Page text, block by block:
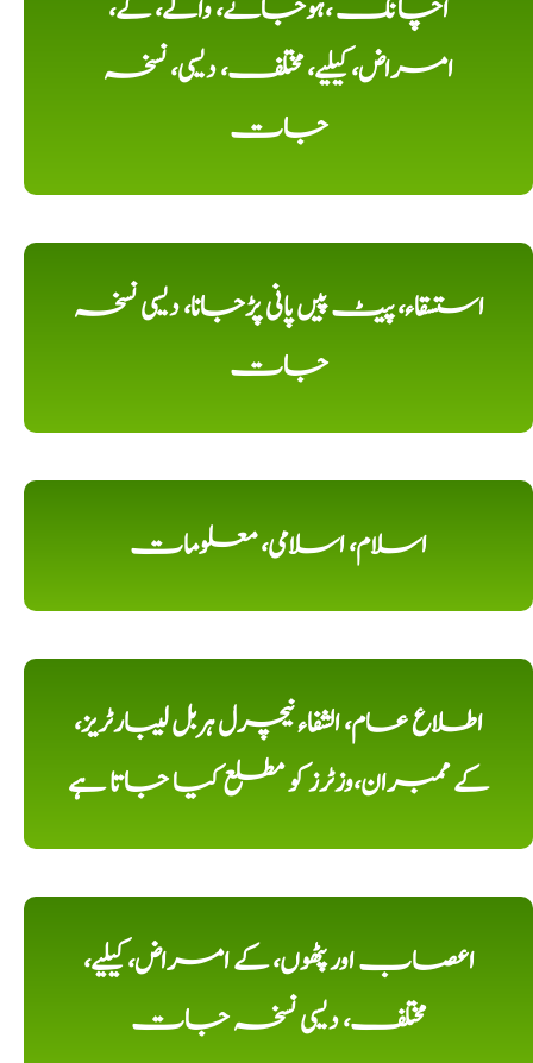
اچانک ،ہوجانے، والے، کے،
امراض، کیلیے، مختلف، دیسی، نسخہ
جات
استسقاء، پیٹ پیں پانی پڑجانا، دیسی نسخہ
جات
اسلام، اسلامی، معلومات
اطلاع عام، الشفاء نیچرل ہربل لیبارٹریز،
کے ممبران،وزٹرز کو مطلع کیا جاتا ہے
اعصاب اور پٹھوں، کے امراض، کیلیے،
مختلف، دیسی نسخہ جات